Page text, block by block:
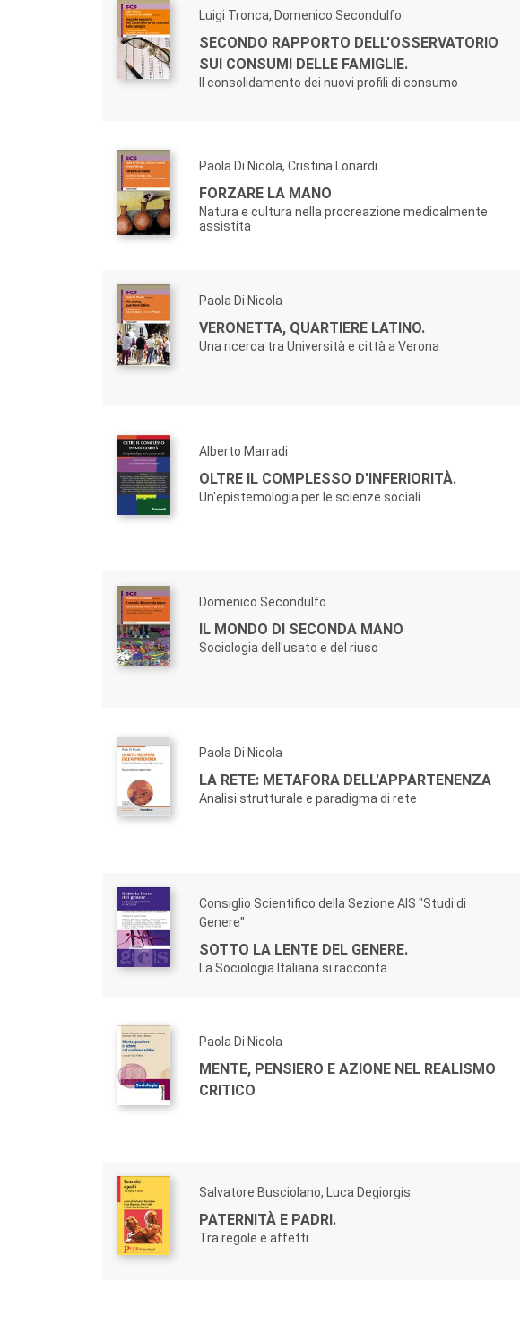
Luigi Tronca, Domenico Secondulfo
SECONDO RAPPORTO DELL'OSSERVATORIO
SUI CONSUMI DELLE FAMIGLIE.
Il consolidamento dei nuovi profili di consumo
Paola Di Nicola, Cristina Lonardi
FORZARE LA MANO
Natura e cultura nella procreazione medicalmente
assistita
Paola Di Nicola
VERONETTA, QUARTIERE LATINO.
Una ricerca tra Università e città a Verona
Alberto Marradi
OLTRE IL COMPLESSO D'INFERIORITÀ.
Un'epistemologia per le scienze sociali
Domenico Secondulfo
IL MONDO DI SECONDA MANO
Sociologia dell'usato e del riuso
Paola Di Nicola
LA RETE: METAFORA DELL'APPARTENENZA
Analisi strutturale e paradigma di rete
Consiglio Scientifico della Sezione AIS "Studi di
Genere"
SOTTO LA LENTE DEL GENERE.
La Sociologia Italiana si racconta
Paola Di Nicola
MENTE, PENSIERO E AZIONE NEL REALISMO
CRITICO
Salvatore Busciolano, Luca Degiorgis
PATERNITÀ E PADRI.
Tra regole e affetti